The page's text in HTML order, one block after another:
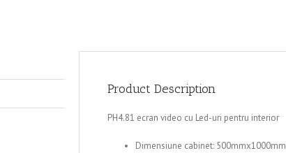
Product Description
PH4.81 ecran video cu Led-uri pentru interior
Dimensiune cabinet: 500mmx1000mm